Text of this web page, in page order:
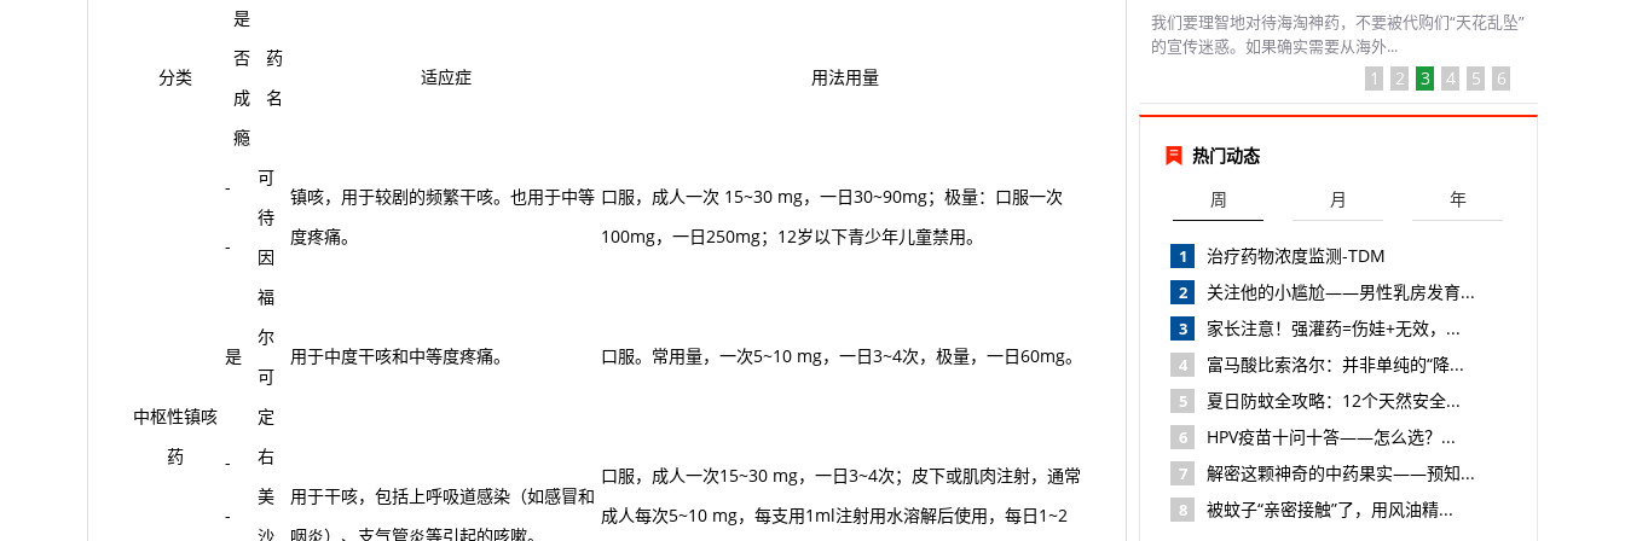
分类
是
否
成
瘾
药
名
适应症 用法用量
中枢性镇咳
药
-
可
待
因
镇咳，用于较剧的频繁干咳。也用于中等
度疼痛。
口服，成人一次 15~30 mg，一日30~90mg；极量：口服一次
100mg，一日250mg；12岁以下青少年儿童禁用。
-
是
福
尔
可
定
用于中度干咳和中等度疼痛。 口服。常用量，一次5~10 mg，一日3~4次，极量，一日60mg。
-
右
美
沙
用于干咳，包括上呼吸道感染（如感冒和
咽炎）、支气管炎等引起的咳嗽。
口服，成人一次15~30 mg，一日3~4次；皮下或肌肉注射，通常
成人每次5~10 mg，每支用1ml注射用水溶解后使用，每日1~2
-
我们要理智地对待海淘神药，不要被代购们“天花乱坠”
的宣传迷惑。如果确实需要从海外...
1 2 3 4 5 6
热门动态
周
月 年
1 治疗药物浓度监测-TDM
2 关注他的小尴尬——男性乳房发育...
3 家长注意！强灌药=伤娃+无效，...
4 富马酸比索洛尔：并非单纯的“降...
5 夏日防蚊全攻略：12个天然安全...
6 HPV疫苗十问十答——怎么选？...
7 解密这颗神奇的中药果实——预知...
8 被蚊子“亲密接触”了，用风油精...